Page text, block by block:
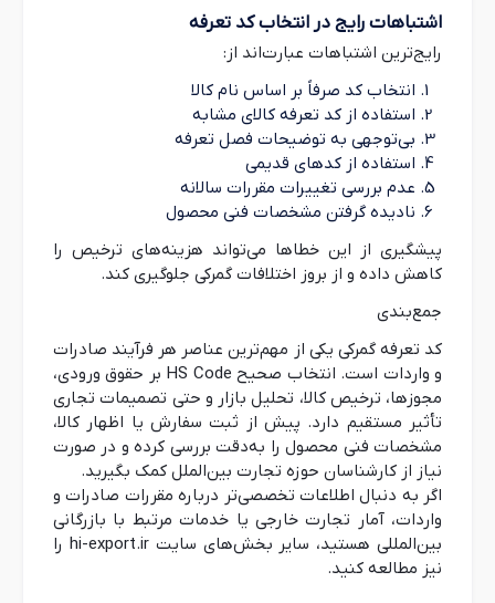
اشتباهات رایج در انتخاب کد تعرفه
رایج‌ترین اشتباهات عبارت‌اند از:
انتخاب کد صرفاً بر اساس نام کالا
استفاده از کد تعرفه کالای مشابه
بی‌توجهی به توضیحات فصل تعرفه
استفاده از کدهای قدیمی
عدم بررسی تغییرات مقررات سالانه
نادیده گرفتن مشخصات فنی محصول
پیشگیری از این خطاها می‌تواند هزینه‌های ترخیص را
کاهش داده و از بروز اختلافات گمرکی جلوگیری کند.
جمع‌بندی
کد تعرفه گمرکی یکی از مهم‌ترین عناصر هر فرآیند صادرات
و واردات است. انتخاب صحیح HS Code بر حقوق ورودی،
مجوزها، ترخیص کالا، تحلیل بازار و حتی تصمیمات تجاری
تأثیر مستقیم دارد. پیش از ثبت سفارش یا اظهار کالا،
مشخصات فنی محصول را به‌دقت بررسی کرده و در صورت
نیاز از کارشناسان حوزه تجارت بین‌الملل کمک بگیرید.
اگر به دنبال اطلاعات تخصصی‌تر درباره مقررات صادرات و
واردات، آمار تجارت خارجی یا خدمات مرتبط با بازرگانی
بین‌المللی هستید، سایر بخش‌های سایت hi-export.ir را
نیز مطالعه کنید.